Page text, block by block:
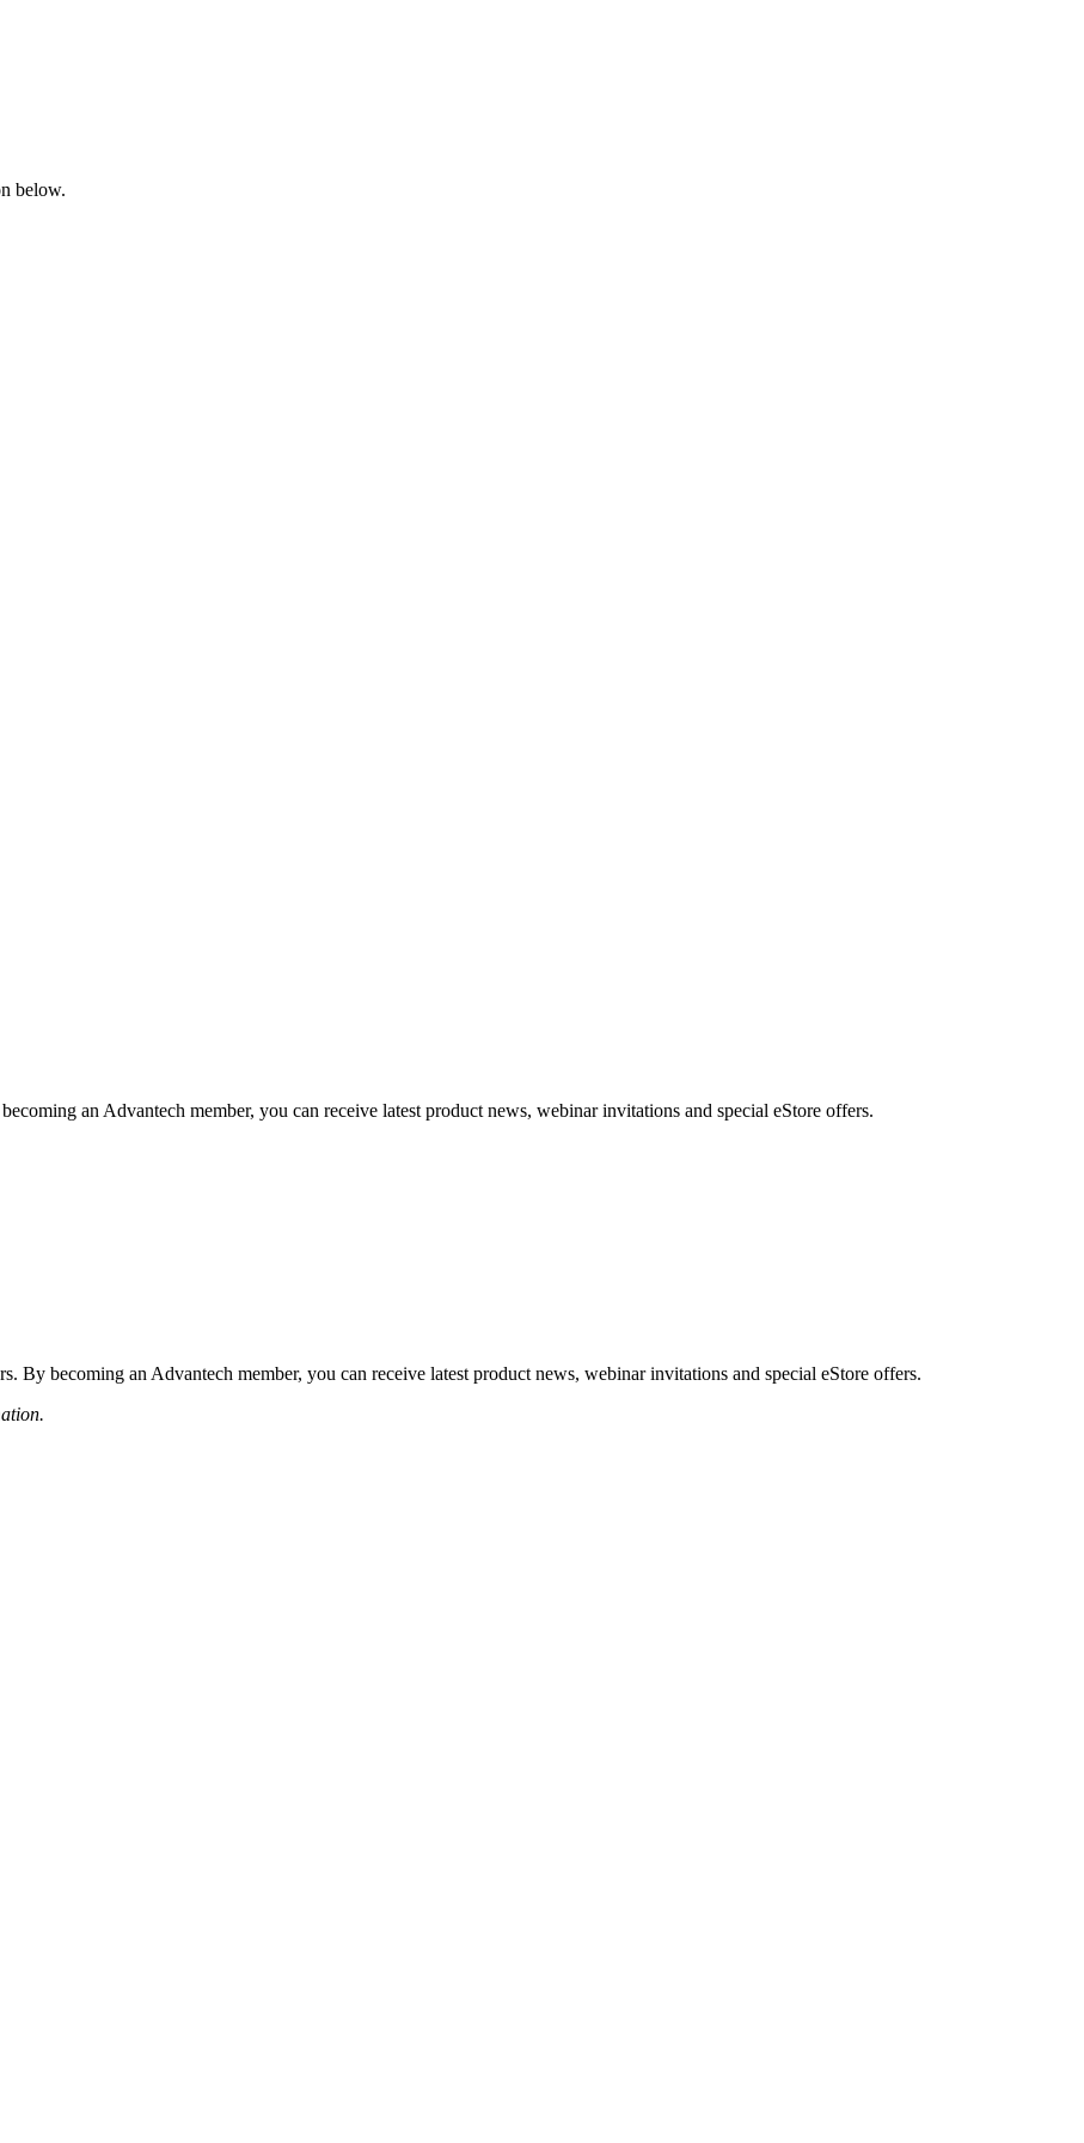
below.
an Advantech member, you can receive latest product news, webinar invitations and special eStore offers.
By becoming an Advantech member, you can receive latest product news, webinar invitations and special eStore offers.